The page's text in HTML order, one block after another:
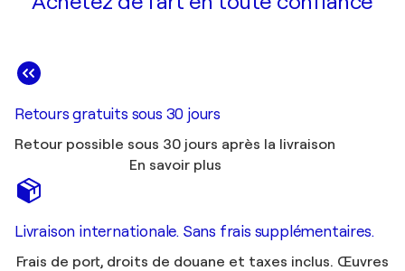
Retours gratuits sous 30 jours
Retour possible sous 30 jours après la livraison
En savoir plus
Livraison internationale. Sans frais supplémentaires.
Frais de port, droits de douane et taxes inclus. Œuvres